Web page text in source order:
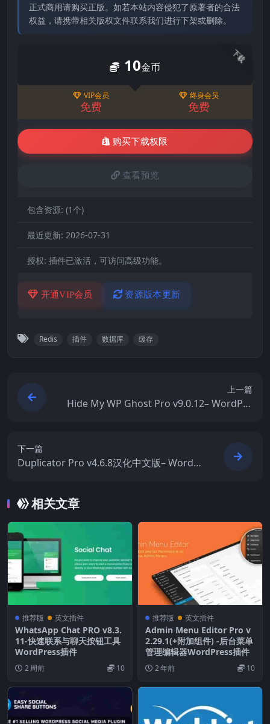
正式商用请购买正版。如若本站内容侵犯了原著者的合法
权益，请携带相关版权文件联系我们进行下架或删除。
下载
10金币
VIP会员
免费
终身会员
免费
购买下载权限
查看预览
包含资源: (1个)
最近更新: 2026-07-31
授权: 插件已激活，可访问高级功能。
开通VIP会员 资源版本更新
Redis 插件 数据库 缓存
上一篇
Hide My WP Ghost Pro v9.0.12– WordPre
下一篇
Duplicator Pro v4.6.8汉化中文版– WordPr
相关文章
推荐版 英文插件
WhatsApp Chat PRO v8.3.
11-快速联系与聊天按钮工具
WordPress插件
2 周前 10
推荐版 英文插件
Admin Menu Editor Pro v
2.29.1(+附加组件) -后台菜单
管理编辑器WordPress插件
2 年前 10